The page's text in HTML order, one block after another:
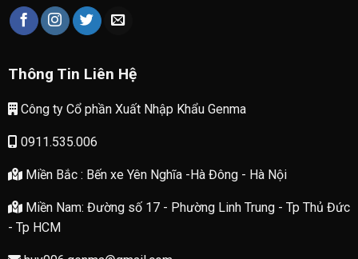
Thông Tin Liên Hệ
Công ty Cổ phần Xuất Nhập Khẩu Genma
0911.535.006
Miền Bắc : Bến xe Yên Nghĩa -Hà Đông - Hà Nội
Miền Nam: Đường số 17 - Phường Linh Trung - Tp Thủ Đức
- Tp HCM